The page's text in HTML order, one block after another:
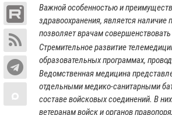
Важной особенностью и
здравоохранения, является
позволяет врачам
Стремительное развитие
образовательных программах,
Ведомственная медицина
отдельными медико-санитарными
составе войсковых соединений. В
ветеранам войск и органов